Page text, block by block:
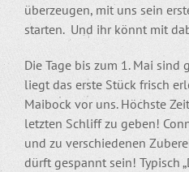
überzeugen, mit uns sein
starten. Und ihr könnt mit
Die Tage bis zum 1. Mai
liegt das erste Stück frisch
Maibock vor uns. Höchste
letzten Schliff zu geben!
und zu verschiedenen
dürft gespannt sein! Typisch